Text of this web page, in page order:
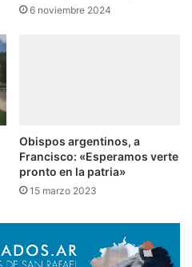
6 noviembre 2024
Obispos argentinos, a
Francisco: «Esperamos verte
pronto en la patria»
15 marzo 2023